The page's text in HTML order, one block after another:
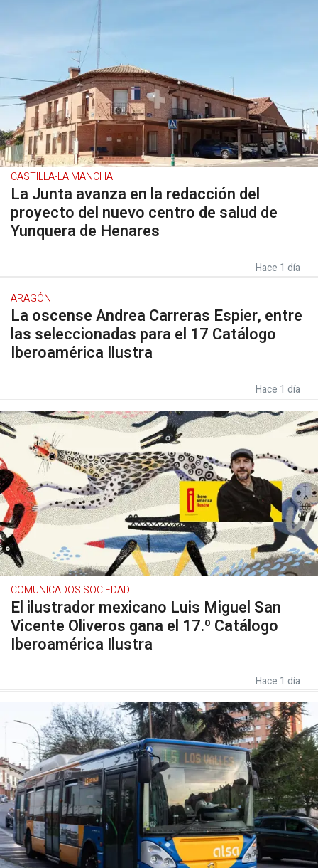
CASTILLA-LA MANCHA
La Junta avanza en la redacción del
proyecto del nuevo centro de salud de
Yunquera de Henares
Hace 1 día
ARAGÓN
La oscense Andrea Carreras Espier, entre
las seleccionadas para el 17 Catálogo
Iberoamérica Ilustra
Hace 1 día
COMUNICADOS SOCIEDAD
El ilustrador mexicano Luis Miguel San
Vicente Oliveros gana el 17.º Catálogo
Iberoamérica Ilustra
Hace 1 día